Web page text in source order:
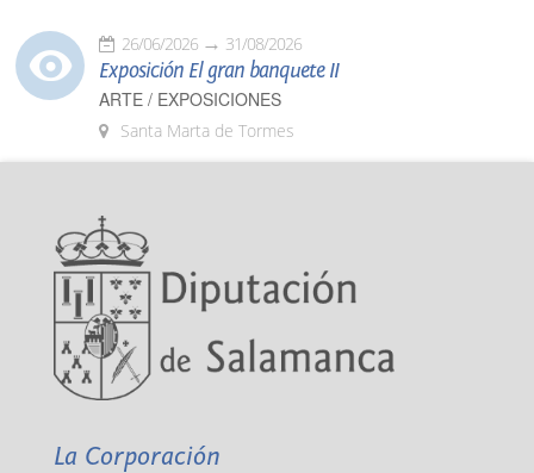
26/06/2026 31/08/2026
Exposición El gran banquete II
ARTE / EXPOSICIONES
Santa Marta de Tormes
La Corporación